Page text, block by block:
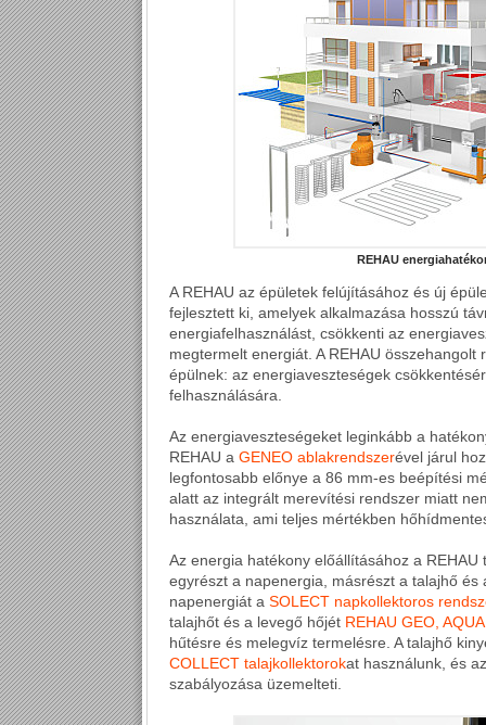
REHAU
A REHAU az épületek felújításához és új
fejlesztett ki, amelyek alkalmazása hosszú
energiafelhasználást, csökkenti az
megtermelt energiát. A REHAU
épülnek: az energiaveszteségek
felhasználására.
Az energiaveszteségeket leginkább a
REHAU a GENEO ablakrendszerével járul
legfontosabb előnye a 86 mm-es beépítési
alatt az integrált merevítési rendszer miatt
használata, ami teljes mértékben
Az energia hatékony előállításához a
egyrészt a napenergia, másrészt a talajhő
napenergiát a SOLECT napkollektoros
talajhőt és a levegő hőjét REHAU GEO,
hűtésre és melegvíz termelésre. A talajhő
COLLECT talajkollektorokat használunk, és
szabályozása üzemelteti.